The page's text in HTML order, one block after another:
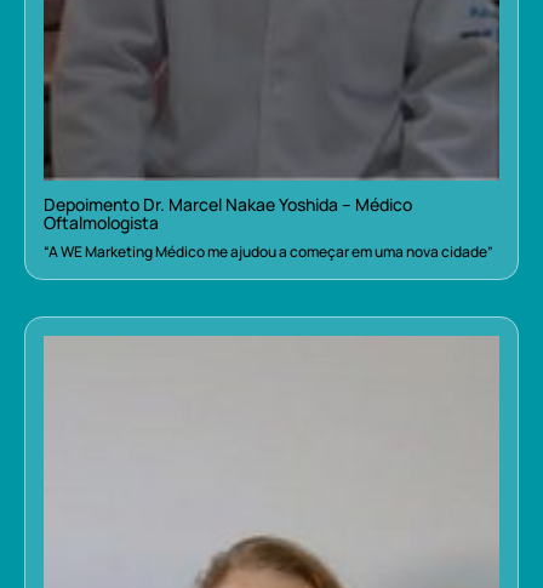
Depoimento Dr. Marcel Nakae Yoshida – Médico
Oftalmologista
“A WE Marketing Médico me ajudou a começar em uma nova cidade”